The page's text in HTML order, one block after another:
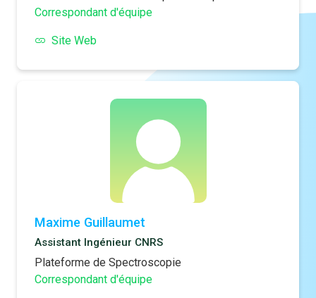
Correspondant d'équipe
Site Web
Maxime Guillaumet
Assistant Ingénieur CNRS
Plateforme de Spectroscopie
Correspondant d'équipe